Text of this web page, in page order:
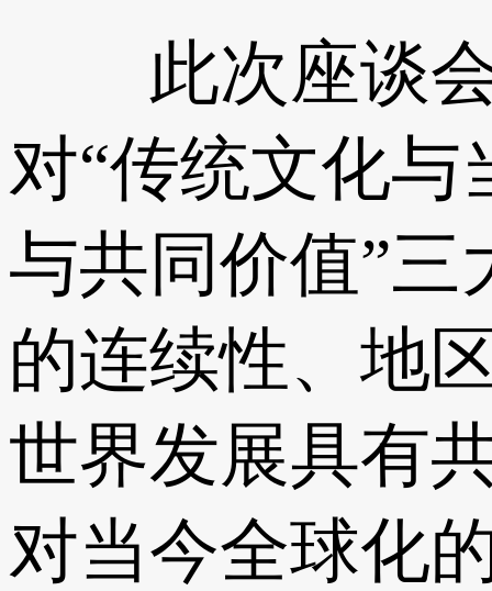
此次座谈会
对“传统文化与
与共同价值”
的连续性、地
世界发展具有
对当今全球化